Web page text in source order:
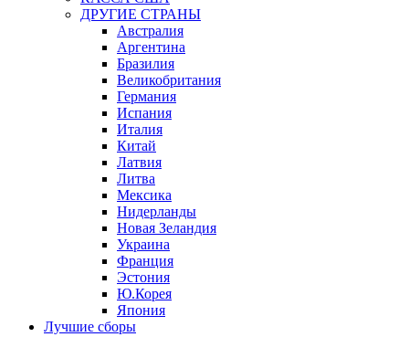
ДРУГИЕ СТРАНЫ
Австралия
Аргентина
Бразилия
Великобритания
Германия
Испания
Италия
Китай
Латвия
Литва
Мексика
Нидерланды
Новая Зеландия
Украина
Франция
Эстония
Ю.Корея
Япония
Лучшие сборы